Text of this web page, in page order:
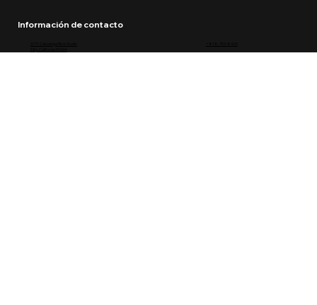
Información de contacto